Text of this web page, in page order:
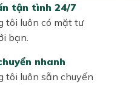
tận tình 24/7
tôi luôn có mặt tư
bạn.
nhanh
tôi luôn sẵn chuyến